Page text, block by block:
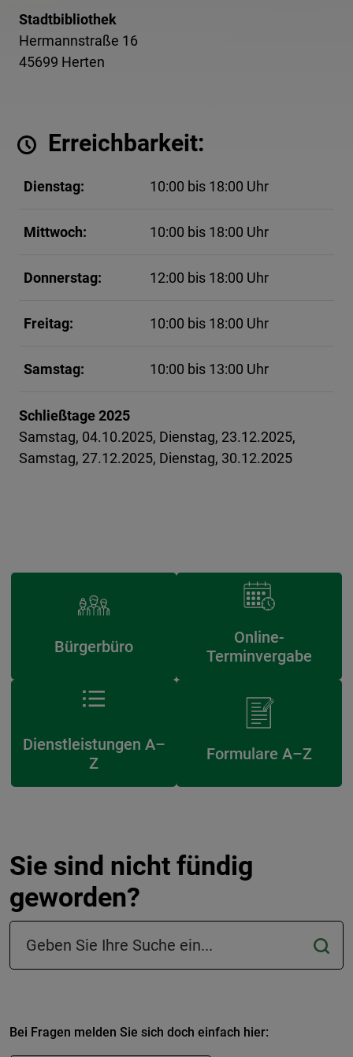
Stadtbibliothek
Hermannstraße 16
45699 Herten
Erreichbarkeit:
Dienstag: 10:00 bis 18:00 Uhr
Mittwoch: 10:00 bis 18:00 Uhr
Donnerstag: 12:00 bis 18:00 Uhr
Freitag: 10:00 bis 18:00 Uhr
Samstag: 10:00 bis 13:00 Uhr
Schließtage 2025
Samstag, 04.10.2025, Dienstag, 23.12.2025,
Samstag, 27.12.2025, Dienstag, 30.12.2025
Bürgerbüro
Online-
Terminvergabe
Dienstleistungen A–
Z
Formulare A–Z
Sie sind nicht fündig
geworden?
Suchfeld in der Fußzeile
Bei Fragen melden Sie sich doch einfach hier: